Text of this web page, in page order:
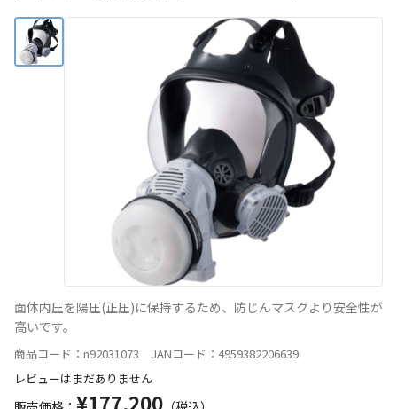
面体内圧を陽圧(正圧)に保持するため、防じんマスクより安全性が
高いです。
商品コード：n92031073 JANコード：4959382206639
レビューはまだありません
¥177,200